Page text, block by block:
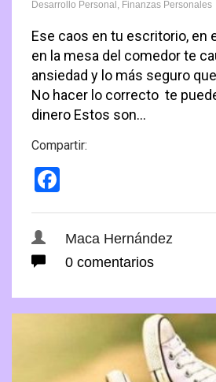
Desarrollo Personal , Finanzas Personales
Ese caos en tu escritorio, en
en la mesa del comedor te
ansiedad y lo más seguro
No hacer lo correcto te
dinero Estos son…
Compartir:
Maca Hernández
0 comentarios